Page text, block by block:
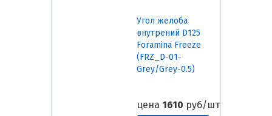
Угол желоба
внутрений D125
Foramina Freeze
(FRZ_D-01-
Grey/Grey-0.5)
цена 1610 руб/шт